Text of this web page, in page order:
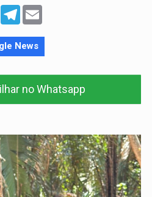
TwitterTelegram
News
no Whatsapp